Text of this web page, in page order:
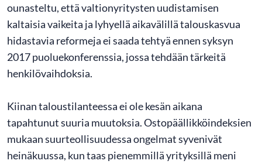
ounasteltu, että valtionyritysten uudistamisen
kaltaisia vaikeita ja lyhyellä aikavälillä talouskasvua
hidastavia reformeja ei saada tehtyä ennen syksyn
2017 puoluekonferenssia, jossa tehdään tärkeitä
henkilövaihdoksia.
Kiinan taloustilanteessa ei ole kesän aikana
tapahtunut suuria muutoksia. Ostopäällikköindeksien
mukaan suurteollisuudessa ongelmat syvenivät
heinäkuussa, kun taas pienemmillä yrityksillä meni